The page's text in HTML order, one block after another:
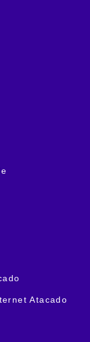
Atacado